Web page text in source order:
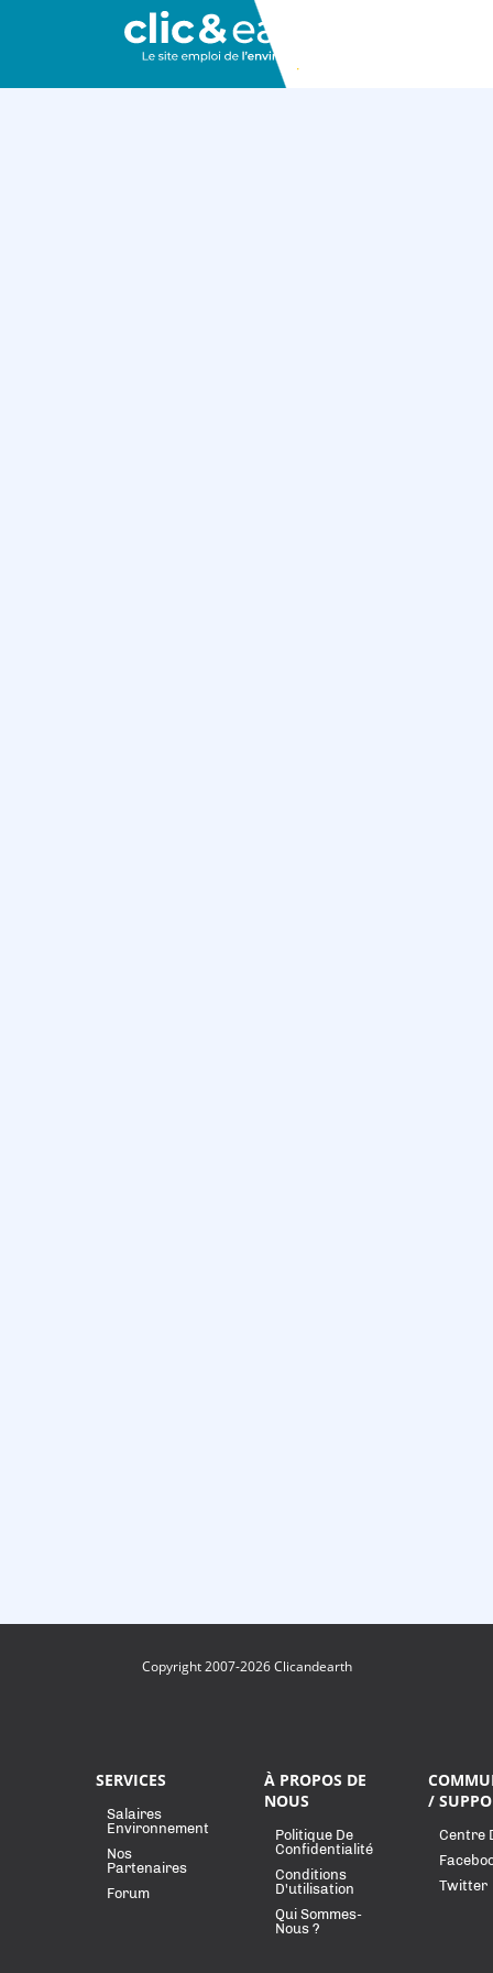
Copyright 2007-2026 Clicandearth
SERVICES
Salaires
Environnement
Nos
Partenaires
Forum
À PROPOS DE
NOUS
Politique De
Confidentialité
Conditions
D'utilisation
Qui Sommes-
Nous ?
/
Centre
Twitter